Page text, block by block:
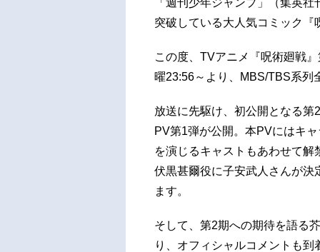
突破している大人気コミック
この度、TVアニメ『呪術廻戦
曜23:56～より、MBS/TBS系列
放送に先駆け、初公開となる
PV第1弾が公開。本PVにはキ
を演じるキャストもあわせて
伏黒甚爾役に子安武人さんが
ます。
そして、第2期への期待を語る
り、オフィシャルコメントも到